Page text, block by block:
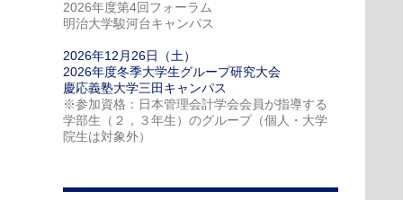
2026年度第4回フォーラム
明治大学駿河台キャンパス
2026年12月26日（土）
2026年度冬季大学生グループ研究大会
慶応義塾大学三田キャンパス
※参加資格：日本管理会計学会会員が指導する
学部生（２，３年生）のグループ（個人・大学
院生は対象外）